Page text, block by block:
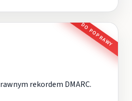
DO POPRAWY
rekordem DMARC.